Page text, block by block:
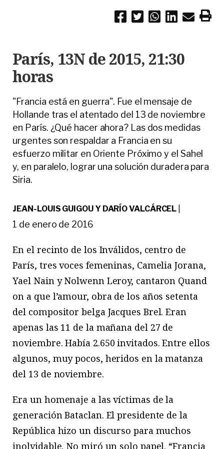
París, 13N de 2015, 21:30
horas
"Francia está en guerra". Fue el mensaje de
Hollande tras el atentado del 13 de noviembre
en París. ¿Qué hacer ahora? Las dos medidas
urgentes son respaldar a Francia en su
esfuerzo militar en Oriente Próximo y el Sahel
y, en paralelo, lograr una solución duradera para
Siria.
JEAN-LOUIS GUIGOU Y DARÍO VALCÁRCEL
1 de enero de 2016
En el recinto de los Inválidos, centro de
París, tres voces femeninas, Camelia Jorana,
Yael Nain y Nolwenn Leroy, cantaron Quand
on a que l’amour, obra de los años setenta
del compositor belga Jacques Brel. Eran
apenas las 11 de la mañana del 27 de
noviembre. Había 2.650 invitados. Entre ellos
algunos, muy pocos, heridos en la matanza
del 13 de noviembre.
Era un homenaje a las víctimas de la
generación Bataclan. El presidente de la
República hizo un discurso para muchos
inolvidable. No miró un solo papel. “Francia